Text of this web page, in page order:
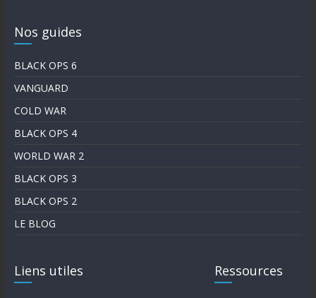
Nos guides
BLACK OPS 6
VANGUARD
COLD WAR
BLACK OPS 4
WORLD WAR 2
BLACK OPS 3
BLACK OPS 2
LE BLOG
Liens utiles Ressources